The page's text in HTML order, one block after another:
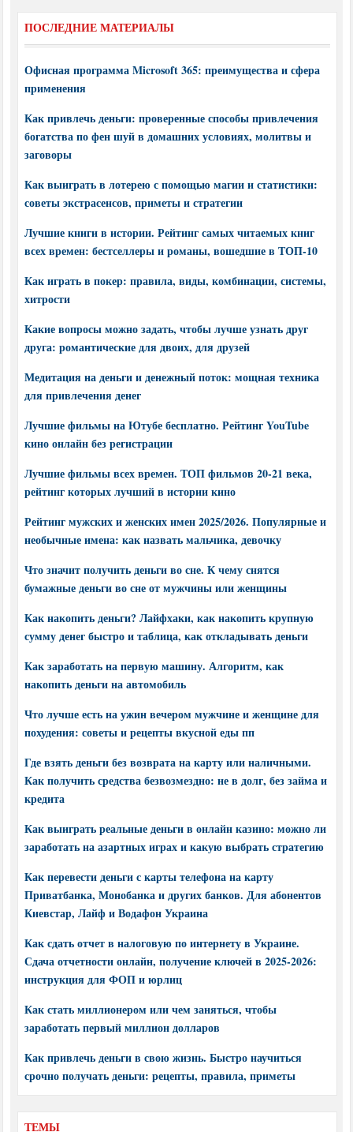
ПОСЛЕДНИЕ МАТЕРИАЛЫ
Офисная программа Microsoft 365: преимущества и сфера
применения
Как привлечь деньги: проверенные способы привлечения
богатства по фен шуй в домашних условиях, молитвы и
заговоры
Как выиграть в лотерею с помощью магии и статистики:
советы экстрасенсов, приметы и стратегии
Лучшие книги в истории. Рейтинг самых читаемых книг
всех времен: бестселлеры и романы, вошедшие в ТОП-10
Как играть в покер: правила, виды, комбинации, системы,
хитрости
Какие вопросы можно задать, чтобы лучше узнать друг
друга: романтические для двоих, для друзей
Медитация на деньги и денежный поток: мощная техника
для привлечения денег
Лучшие фильмы на Ютубе бесплатно. Рейтинг YouTube
кино онлайн без регистрации
Лучшие фильмы всех времен. ТОП фильмов 20-21 века,
рейтинг которых лучший в истории кино
Рейтинг мужских и женских имен 2025/2026. Популярные и
необычные имена: как назвать мальчика, девочку
Что значит получить деньги во сне. К чему снятся
бумажные деньги во сне от мужчины или женщины
Как накопить деньги? Лайфхаки, как накопить крупную
сумму денег быстро и таблица, как откладывать деньги
Как заработать на первую машину. Алгоритм, как
накопить деньги на автомобиль
Что лучше есть на ужин вечером мужчине и женщине для
похудения: советы и рецепты вкусной еды пп
Где взять деньги без возврата на карту или наличными.
Как получить средства безвозмездно: не в долг, без займа и
кредита
Как выиграть реальные деньги в онлайн казино: можно ли
заработать на азартных играх и какую выбрать стратегию
Как перевести деньги с карты телефона на карту
Приватбанка, Монобанка и других банков. Для абонентов
Киевстар, Лайф и Водафон Украина
Как сдать отчет в налоговую по интернету в Украине.
Сдача отчетности онлайн, получение ключей в 2025-2026:
инструкция для ФОП и юрлиц
Как стать миллионером или чем заняться, чтобы
заработать первый миллион долларов
Как привлечь деньги в свою жизнь. Быстро научиться
срочно получать деньги: рецепты, правила, приметы
ТЕМЫ